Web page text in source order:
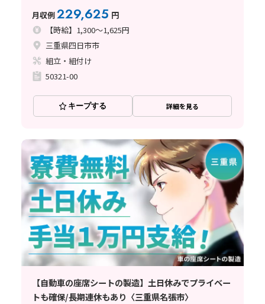
月収例229,625 円
【時給】1,300～1,625円
三重県四日市市
組立・組付け
50321-00
キープする 詳細を見る
【自動車の座席シートの製造】土日休みでプライベー
トも確保/長期連休もあり〈三重県名張市〉